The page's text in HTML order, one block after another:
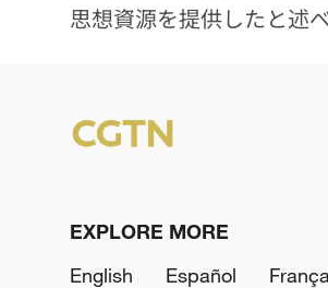
思想資源を提供したと述
EXPLORE MORE
English
Español